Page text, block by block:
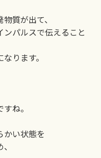
質が出て、
パルスで伝えること
ります。
ね。
かい状態を